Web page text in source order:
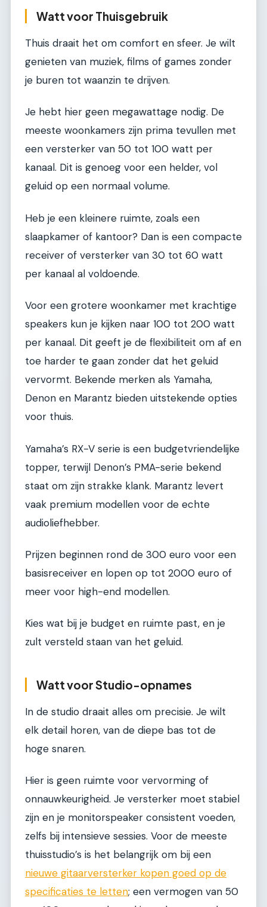
Watt voor Thuisgebruik
Thuis draait het om comfort en sfeer. Je wilt
genieten van muziek, films of games zonder
je buren tot waanzin te drijven.
Je hebt hier geen megawattage nodig. De
meeste woonkamers zijn prima tevullen met
een versterker van 50 tot 100 watt per
kanaal. Dit is genoeg voor een helder, vol
geluid op een normaal volume.
Heb je een kleinere ruimte, zoals een
slaapkamer of kantoor? Dan is een compacte
receiver of versterker van 30 tot 60 watt
per kanaal al voldoende.
Voor een grotere woonkamer met krachtige
speakers kun je kijken naar 100 tot 200 watt
per kanaal. Dit geeft je de flexibiliteit om af en
toe harder te gaan zonder dat het geluid
vervormt. Bekende merken als Yamaha,
Denon en Marantz bieden uitstekende opties
voor thuis.
Yamaha’s RX-V serie is een budgetvriendelijke
topper, terwijl Denon’s PMA-serie bekend
staat om zijn strakke klank. Marantz levert
vaak premium modellen voor de echte
audioliefhebber.
Prijzen beginnen rond de 300 euro voor een
basisreceiver en lopen op tot 2000 euro of
meer voor high-end modellen.
Kies wat bij je budget en ruimte past, en je
zult versteld staan van het geluid.
Watt voor Studio-opnames
In de studio draait alles om precisie. Je wilt
elk detail horen, van de diepe bas tot de
hoge snaren.
Hier is geen ruimte voor vervorming of
onnauwkeurigheid. Je versterker moet stabiel
zijn en je monitorspeaker consistent voeden,
zelfs bij intensieve sessies. Voor de meeste
thuisstudio’s is het belangrijk om bij een
nieuwe gitaarversterker kopen goed op de
specificaties te letten; een vermogen van 50